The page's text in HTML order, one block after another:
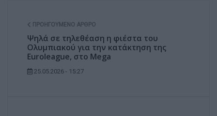
ΠΡΟΗΓΟΎΜΕΝΟ ΆΡΘΡΟ
Ψηλά σε τηλεθέαση η φιέστα του
Ολυμπιακού για την κατάκτηση της
Euroleague, στο Mega
25.05.2026 - 15:27